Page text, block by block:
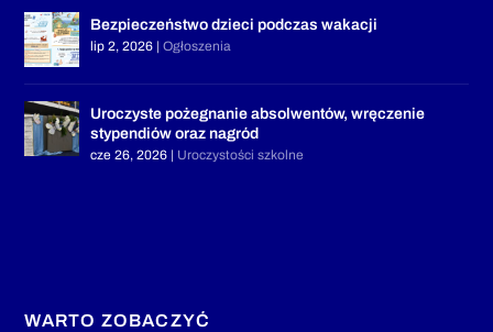
Bezpieczeństwo dzieci podczas wakacji
lip 2, 2026 |Ogłoszenia
Uroczyste pożegnanie absolwentów, wręczenie
stypendiów oraz nagród
cze 26, 2026 | Uroczystości szkolne
WARTO ZOBACZYĆ